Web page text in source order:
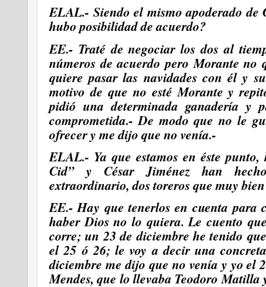
ELAL.- Siendo el mismo apoderado de
hubo posibilidad de acuerdo?
EE.- Traté de negociar los dos al
números de acuerdo pero Morante
quiere pasar las navidades con él y
motivo de que no esté Morante y
pidió una determinada ganadería y
comprometida.- De modo que no le
ofrecer y me dijo que no venía.-
ELAL.- Ya que estamos en éste
Cid” y César Jiménez han
extraordinario, dos toreros que muy
EE.- Hay que tenerlos en cuenta para
haber Dios no lo quiera. Le cuento
corre; un 23 de diciembre he tenido
el 25 ó 26; le voy a decir una
diciembre me dijo que no venía y yo el
Mendes, que lo llevaba Teodoro Matilla